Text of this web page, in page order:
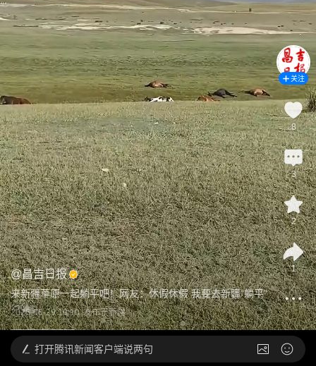
@昌吉日报
来新疆草原一起躺平吧！网友：休假休假 我要去新疆“躺平”
2026-06-29 19:10 发布于新疆
关注
8
3
2
1
打开腾讯新闻客户端说两句